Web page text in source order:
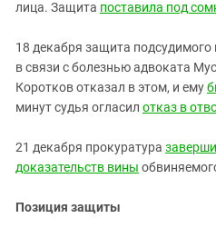
лица. Защита поставила под
18 декабря защита
в связи с болезнью адвоката
Коротков отказал в этом, и ему
минут судья огласил отказ в
21 декабря прокуратура
доказательств вины
Позиция защиты